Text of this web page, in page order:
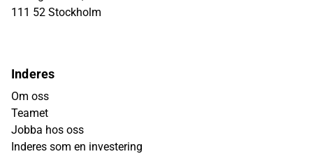
111 52 Stockholm
Inderes
Om oss
Teamet
Jobba hos oss
Inderes som en investering